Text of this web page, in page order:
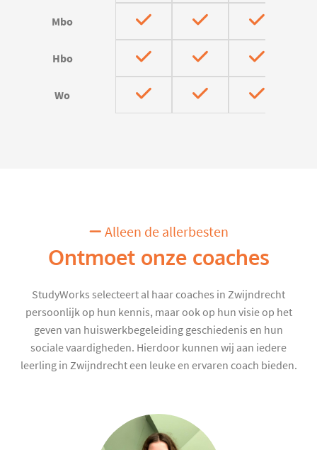
Mbo
Hbo
Wo
Alleen de allerbesten
Ontmoet onze coaches
StudyWorks selecteert al haar coaches in Zwijndrecht
persoonlijk op hun kennis, maar ook op hun visie op het
geven van huiswerkbegeleiding geschiedenis en hun
sociale vaardigheden. Hierdoor kunnen wij aan iedere
leerling in Zwijndrecht een leuke en ervaren coach bieden.